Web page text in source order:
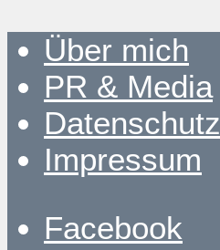
Über mich
PR & Media
Datenschutz
Impressum
Facebook